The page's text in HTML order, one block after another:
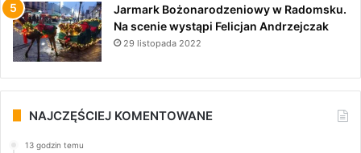
Jarmark Bożonarodzeniowy w Radomsku.
Na scenie wystąpi Felicjan Andrzejczak
29 listopada 2022
NAJCZĘŚCIEJ KOMENTOWANE
13 godzin temu